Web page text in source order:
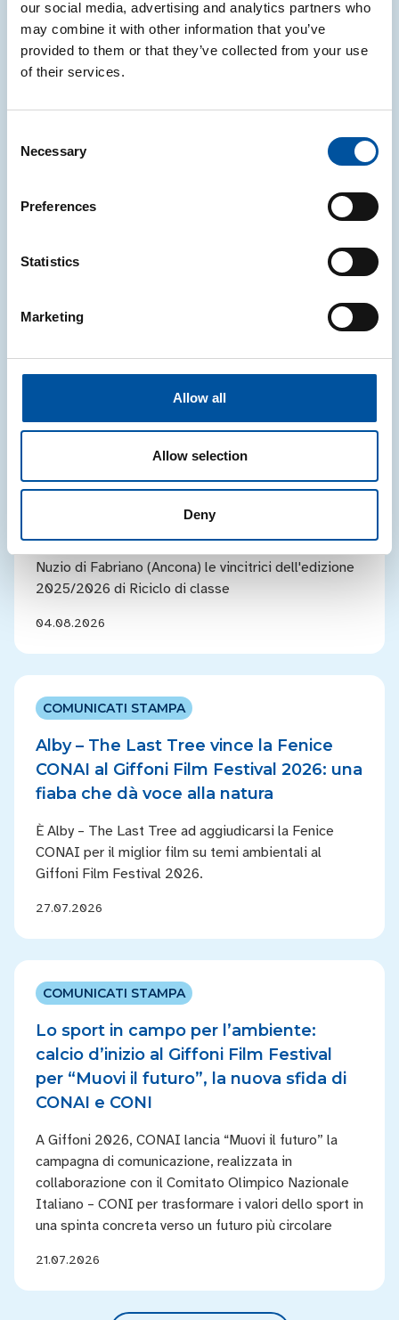
our social media, advertising and analytics partners who
may combine it with other information that you’ve
provided to them or that they’ve collected from your use
of their services.
Selection
Necessary
Preferences
Statistics
Marketing
Allow all
Allow selection
Deny
Semplificata “a valore” (prodotti alimentari) – %
Semplificata “a valore” (prodotti NON alimentari) – %
I nuovi valori delle altre procedure semplificate
COMUNICATI STAMPA
Riciclo di classe: da Brescia ad Ancona,
sei scuole sul podio della sostenibilità
Sono la scuola primaria Mura-Galignani di Palazzolo
sull'Oglio (Brescia) e la scuola primaria Allegretto di
Nuzio di Fabriano (Ancona) le vincitrici dell'edizione
2025/2026 di Riciclo di classe
04.08.2026
COMUNICATI STAMPA
Alby – The Last Tree vince la Fenice
CONAI al Giffoni Film Festival 2026: una
fiaba che dà voce alla natura
È Alby – The Last Tree ad aggiudicarsi la Fenice
CONAI per il miglior film su temi ambientali al
Giffoni Film Festival 2026.
27.07.2026
COMUNICATI STAMPA
Lo sport in campo per l’ambiente:
calcio d’inizio al Giffoni Film Festival
per “Muovi il futuro”, la nuova sfida di
CONAI e CONI
A Giffoni 2026, CONAI lancia “Muovi il futuro” la
campagna di comunicazione, realizzata in
collaborazione con il Comitato Olimpico Nazionale
Italiano – CONI per trasformare i valori dello sport in
una spinta concreta verso un futuro più circolare
21.07.2026